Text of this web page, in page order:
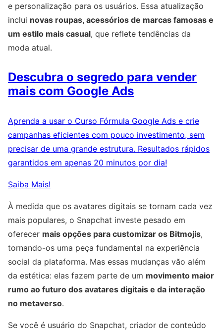
e personalização para os usuários. Essa atualização
inclui novas roupas, acessórios de marcas famosas e
um estilo mais casual, que reflete tendências da
moda atual.
Descubra o segredo para vender
mais com Google Ads
Aprenda a usar o Curso Fórmula Google Ads e crie
campanhas eficientes com pouco investimento, sem
precisar de uma grande estrutura. Resultados rápidos
garantidos em apenas 20 minutos por dia!
Saiba Mais!
À medida que os avatares digitais se tornam cada vez
mais populares, o Snapchat investe pesado em
oferecer mais opções para customizar os Bitmojis,
tornando-os uma peça fundamental na experiência
social da plataforma. Mas essas mudanças vão além
da estética: elas fazem parte de um movimento maior
rumo ao futuro dos avatares digitais e da interação
no metaverso.
Se você é usuário do Snapchat, criador de conteúdo